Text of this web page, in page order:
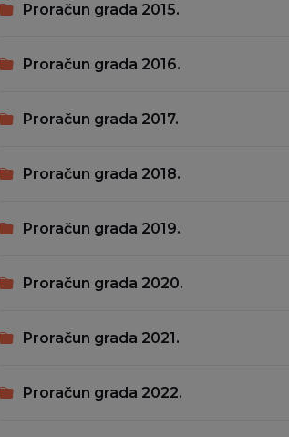
Proračun grada 2015.
Proračun grada 2016.
Proračun grada 2017.
Proračun grada 2018.
Proračun grada 2019.
Proračun grada 2020.
Proračun grada 2021.
Proračun grada 2022.